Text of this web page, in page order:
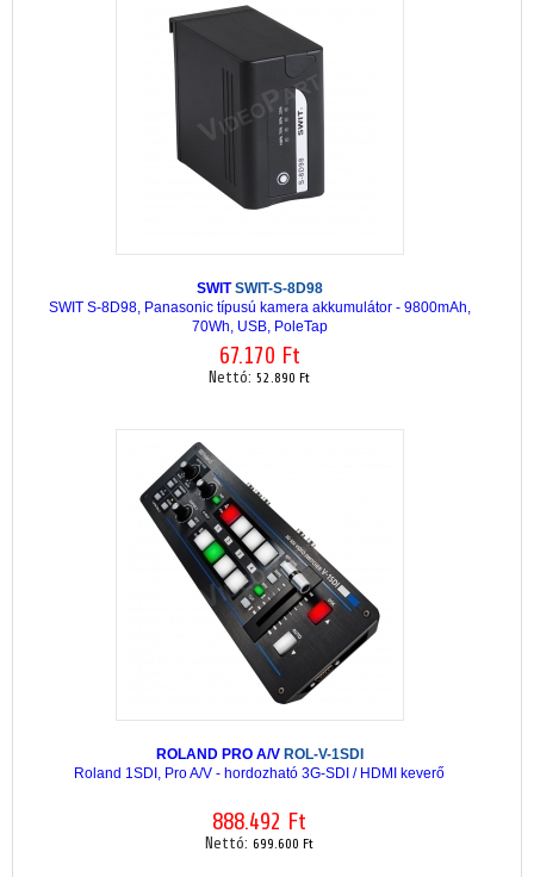
SWITSWIT-S-8D98
SWIT S-8D98, Panasonic típusú kamera akkumulátor - 9800mAh,
70Wh, USB, PoleTap
67.170 Ft
Nettó: 52.890 Ft
ROLAND PRO A/V ROL-V-1SDI
Roland 1SDI, Pro A/V - hordozható 3G-SDI / HDMI keverő
888.492 Ft
Nettó: 699.600 Ft